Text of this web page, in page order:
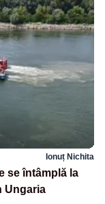
Ionuț Nichita
se întâmplă la
Ungaria